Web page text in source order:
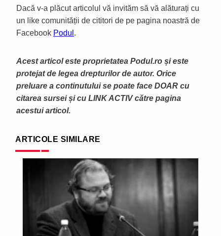
Dacă v-a plăcut articolul vă invităm să vă alăturați cu
un like comunității de cititori de pe pagina noastră de
Facebook Podul .
Acest articol este proprietatea Podul.ro și este
protejat de legea drepturilor de autor. Orice
preluare a continutului se poate face DOAR cu
citarea sursei și cu LINK ACTIV către pagina
acestui articol.
ARTICOLE SIMILARE